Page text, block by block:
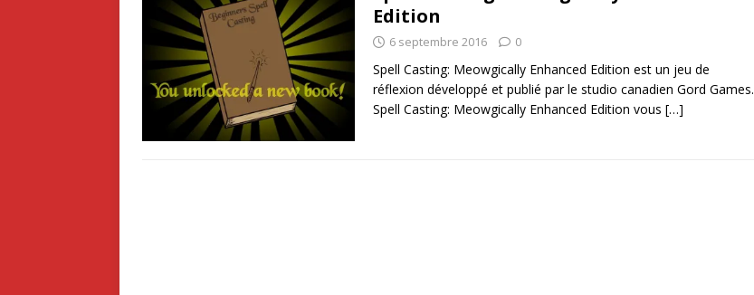
Edition
6 septembre 2016 0
Spell Casting: Meowgically Enhanced Edition est un jeu de
réflexion développé et publié par le studio canadien Gord Games.
Spell Casting: Meowgically Enhanced Edition vous […]